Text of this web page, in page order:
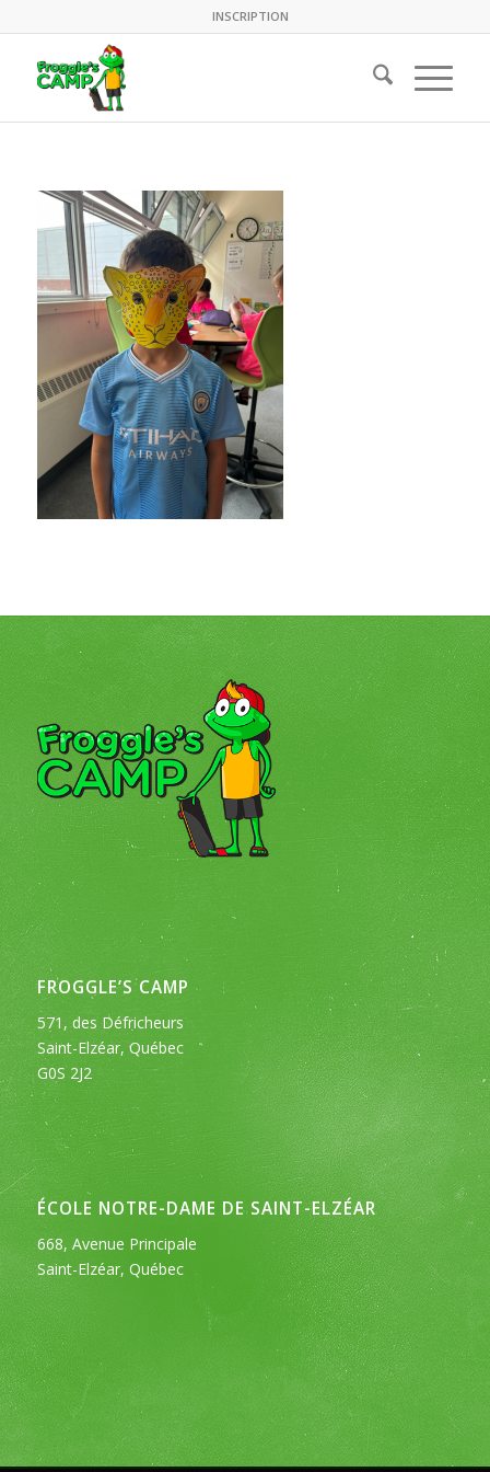
INSCRIPTION
FROGGLE’S CAMP
571, des Défricheurs
Saint-Elzéar, Québec
G0S 2J2
ÉCOLE NOTRE-DAME DE SAINT-ELZÉAR
668, Avenue Principale
Saint-Elzéar, Québec